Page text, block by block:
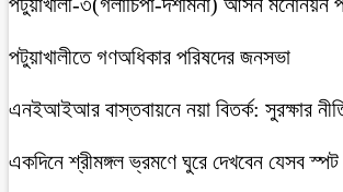
পটুয়াখালীতে গণঅধিকার পরিষদের জনসভা
এনইআইআর বাস্তবায়নে নয়া বিতর্ক: সুরক্ষার
একদিনে শ্রীমঙ্গল ভ্রমণে ঘুরে দেখবেন যেসব স্পট